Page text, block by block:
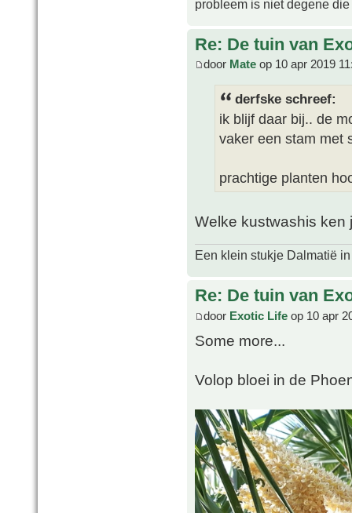
probleem is niet degene
Re: De tuin van
door Mate op 10 apr 2019
derfske schreef:
ik blijf daar bij.. de
vaker een stam met
prachtige planten
Welke kustwashis
Een klein stukje Dalmatië
Re: De tuin van
door Exotic Life op 10 apr
Some more...
Volop bloei in de